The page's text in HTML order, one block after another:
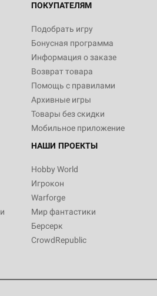
ПОКУПАТЕЛЯМ
Подобрать игру
Бонусная программа
Информация о заказе
Возврат товара
Помощь с правилами
Архивные игры
Товары без скидки
Мобильное приложение
НАШИ ПРОЕКТЫ
Hobby World
Игрокон
Warforge
Мир фантастики
Берсерк
CrowdRepublic